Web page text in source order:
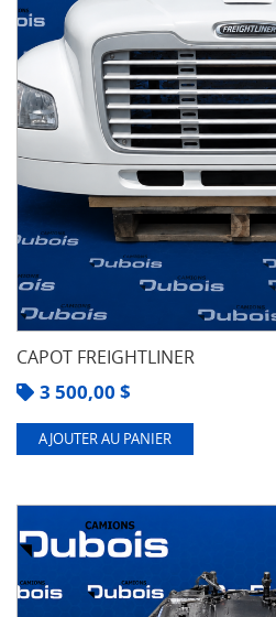
CAPOT FREIGHTLINER
3 500,00 $
AJOUTER AU PANIER